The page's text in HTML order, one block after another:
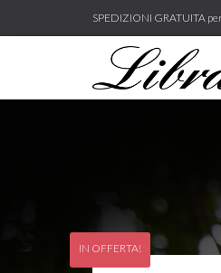
SPEDIZIONI GRATUITA
IN OFFERTA!